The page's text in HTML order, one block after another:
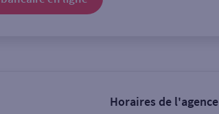
Horaires de l'agence